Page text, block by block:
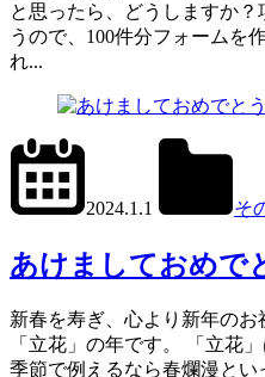
と思ったら、どうしますか
うので、100件分フォームを
れ...
2024.1.1 そ
あけましておめで
新春を寿ぎ、心より新年の
「立花」の年です。 「立花
季節で例えるなら春爛漫と